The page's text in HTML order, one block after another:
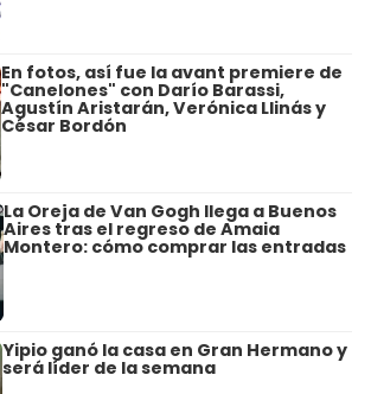
En fotos, así fue la avant premiere de
"Canelones" con Darío Barassi,
Agustín Aristarán, Verónica Llinás y
César Bordón
La Oreja de Van Gogh llega a Buenos
Aires tras el regreso de Amaia
Montero: cómo comprar las entradas
Yipio ganó la casa en Gran Hermano y
será líder de la semana